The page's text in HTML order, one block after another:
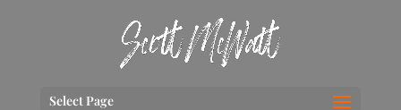
Select Page